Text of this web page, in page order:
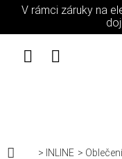
Přejít na obsah
V rámci záruky na
DomůINLINE Oblečení